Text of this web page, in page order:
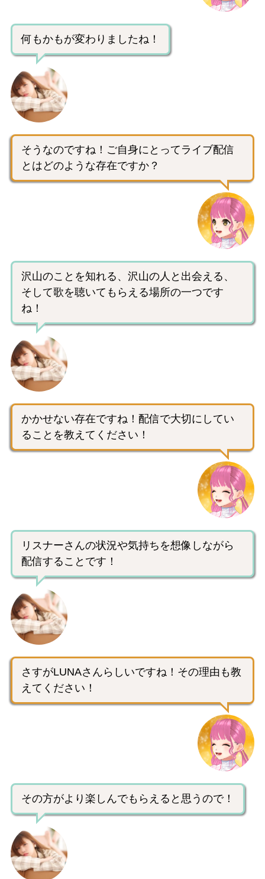
何もかもが変わりましたね！
そうなのですね！ご自身にとってライブ配信
とはどのような存在ですか？
沢山のことを知れる、沢山の人と出会える、
そして歌を聴いてもらえる場所の一つです
ね！
かかせない存在ですね！配信で大切にしてい
ることを教えてください！
リスナーさんの状況や気持ちを想像しながら
配信することです！
さすがLUNAさんらしいですね！その理由も教
えてください！
その方がより楽しんでもらえると思うので！